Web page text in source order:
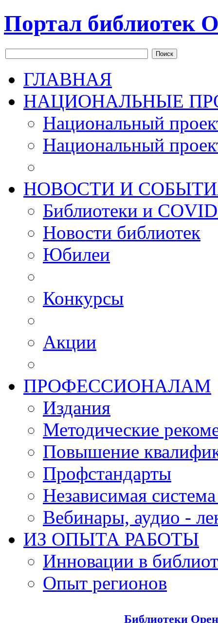
Портал библиотек
Поиск
ГЛАВНАЯ
НАЦИОНАЛЬНЫЕ
Национальный
Национальный
НОВОСТИ И
Библиотеки и
Новости библиотек
Юбилеи
Конкурсы
Акции
ПРОФЕССИОНАЛАМ
Издания
Методические
Повышение
Профстандарты
Независимая
Вебинары, аудио -
ИЗ ОПЫТА РАБОТЫ
Инновации в
Опыт регионов
Библиотеки